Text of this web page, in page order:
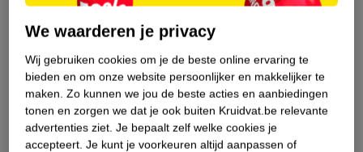
Over dit product
Etiketinformatie
Nature Impact Score
We waarderen je privacy
Wij gebruiken cookies om je de beste online ervaring te
bieden en om onze website persoonlijker en makkelijker te
maken. Zo kunnen we jou de beste acties en aanbiedingen
tonen en zorgen we dat je ook buiten Kruidvat.be relevante
advertenties ziet. Je bepaalt zelf welke cookies je
accepteert. Je kunt je voorkeuren altijd aanpassen of